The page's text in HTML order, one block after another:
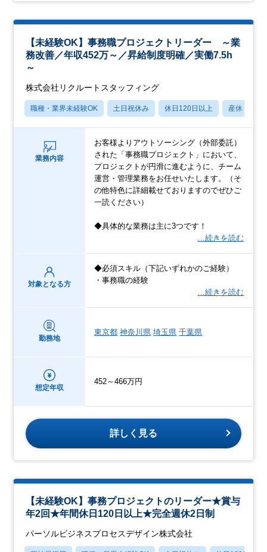
【未経験OK】事務職プロジェクトリーダー ～業
務改善／年収452万～／昇給制度明確／実働7.5h
～
株式会社リクルートスタッフィング
職種・業界未経験OK 土日祝休み 休日120日以上 産休・育休
業務内容
お客様よりアウトソーシング（外部委託）
された「事務職プロジェクト」において、
プロジェクトが円滑に進むように、チーム
運営・管理業務をお任せいたします。（そ
の他特色に詳細載せておりますのでぜひご
一読ください）
◆具体的な業務は主に3つです！
…続きを読む
対象となる方
◆必須スキル（下記いずれかのご経験）
・事務職の経験
…続きを読む
勤務地
東京都 神奈川県 埼玉県 千葉県
想定年収
452～466万円
詳しく見る
【未経験OK】事務プロジェクトのリーダー★賞与
年2回★年間休日120日以上★完全週休2日制
パーソルビジネスプロセスデザイン株式会社